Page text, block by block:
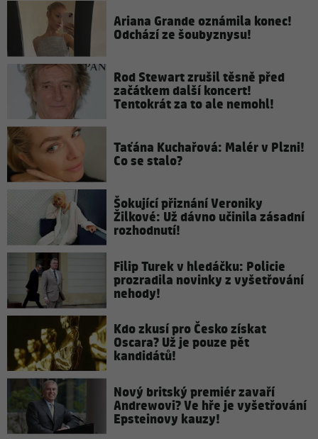
Ariana Grande oznámila konec!
Odchází ze šoubyznysu!
Rod Stewart zrušil těsně před
začátkem další koncert!
Tentokrát za to ale nemohl!
Taťána Kuchařová: Malér v Plzni!
Co se stalo?
Šokující přiznání Veroniky
Žilkové: Už dávno učinila zásadní
rozhodnutí!
Filip Turek v hledáčku: Policie
prozradila novinky z vyšetřování
nehody!
Kdo zkusí pro Česko získat
Oscara? Už je pouze pět
kandidátů!
Nový britský premiér zavaří
Andrewovi? Ve hře je vyšetřování
Epsteinovy kauzy!